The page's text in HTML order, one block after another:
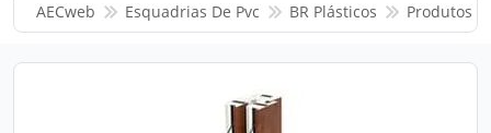
AECweb Esquadrias De Pvc BR Plásticos Produtos